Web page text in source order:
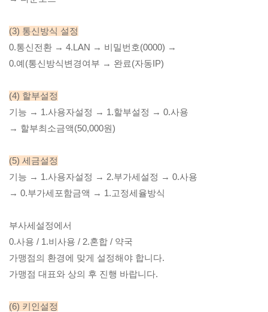
(3) 통신방식 설정
0.통신전환 → 4.LAN → 비밀번호(0000) →
0.예(통신방식변경여부 → 완료(자동IP)
(4) 할부설정
기능 → 1.사용자설정 → 1.할부설정 → 0.사용
→ 할부최소금액(50,000원)
(5) 세금설정
기능 → 1.사용자설정 → 2.부가세설정 → 0.사용
→ 0.부가세포함금액 → 1.고정세율방식
부사세설정에서
0.사용 / 1.비사용 / 2.혼합 / 약국
가맹점의 환경에 맞게 설정해야 합니다.
가맹점 대표와 상의 후 진행 바랍니다.
(6) 키인설정